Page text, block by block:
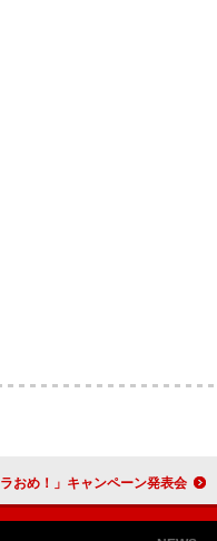
嵐がフジテレビの年末年始をジャック！ 「アラおめ！」キャンペーン発表会